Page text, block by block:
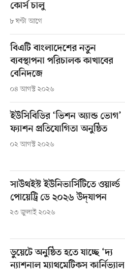
কোর্স চালু
৮ ঘণ্টা আগে
বিএটি বাংলাদেশের নতুন
ব্যবস্থাপনা পরিচালক কাখাবের
বেনিদজে
০৪ আগস্ট ২০২৬
ইউসিবিডির ‘ভিশন অ্যান্ড ভোগ’
ফ্যাশন প্রতিযোগিতা অনুষ্ঠিত
০২ আগস্ট ২০২৬
সাউথইস্ট ইউনিভার্সিটিতে ওয়ার্ল্ড
পোয়েট্রি ডে ২০২৬ উদ্‌যাপন
২৩ জুলাই ২০২৬
ডুয়েটে অনুষ্ঠিত হতে যাচ্ছে ‘দ্য
ন্যাশনাল ম্যাথমেটিকস কার্নিভ্যাল